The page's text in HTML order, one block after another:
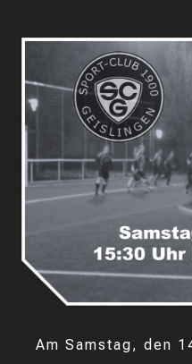
Am Samstag, den